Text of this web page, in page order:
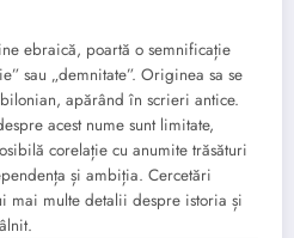
ebraică, poartă o semnificație
sau „demnitate”. Originea sa se
apărând în scrieri antice.
acest nume sunt limitate,
corelație cu anumite trăsături
și ambiția. Cercetări
mai multe detalii despre istoria și